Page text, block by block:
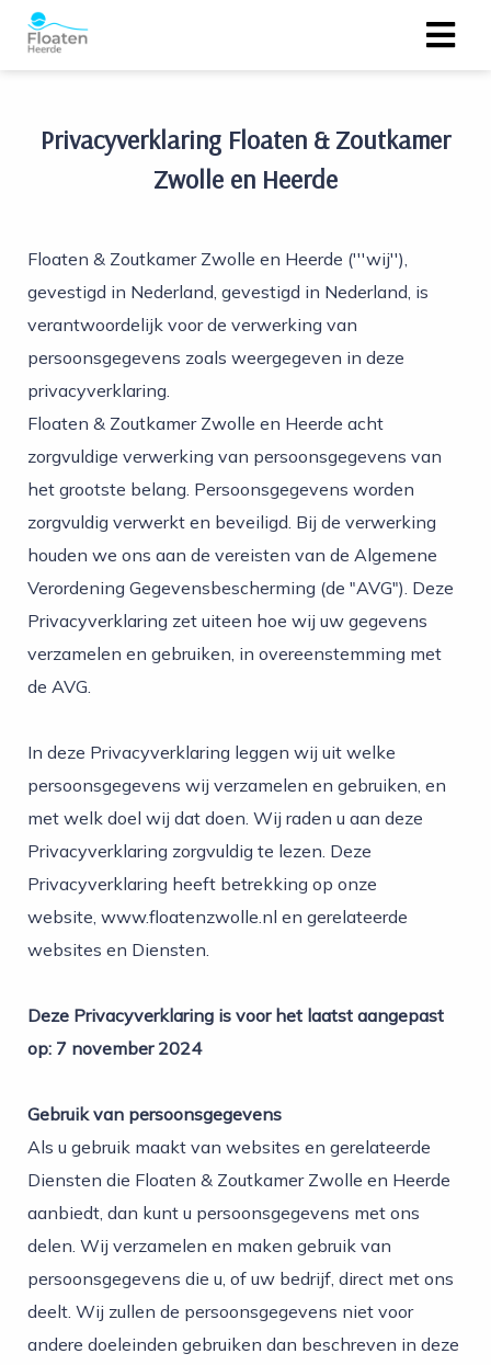
Privacyverklaring Floaten & Zoutkamer
Zwolle en Heerde
Floaten & Zoutkamer Zwolle en Heerde ('''wij''),
gevestigd in Nederland, gevestigd in Nederland, is
verantwoordelijk voor de verwerking van
persoonsgegevens zoals weergegeven in deze
privacyverklaring.
Floaten & Zoutkamer Zwolle en Heerde acht
zorgvuldige verwerking van persoonsgegevens van
het grootste belang. Persoonsgegevens worden
zorgvuldig verwerkt en beveiligd. Bij de verwerking
houden we ons aan de vereisten van de Algemene
Verordening Gegevensbescherming (de "AVG"). Deze
Privacyverklaring zet uiteen hoe wij uw gegevens
verzamelen en gebruiken, in overeenstemming met
de AVG.
In deze Privacyverklaring leggen wij uit welke
persoonsgegevens wij verzamelen en gebruiken, en
met welk doel wij dat doen. Wij raden u aan deze
Privacyverklaring zorgvuldig te lezen. Deze
Privacyverklaring heeft betrekking op onze
website, www.floatenzwolle.nl en gerelateerde
websites en Diensten.
Deze Privacyverklaring is voor het laatst aangepast
op: 7 november 2024
Gebruik van persoonsgegevens
Als u gebruik maakt van websites en gerelateerde
Diensten die Floaten & Zoutkamer Zwolle en Heerde
aanbiedt, dan kunt u persoonsgegevens met ons
delen. Wij verzamelen en maken gebruik van
persoonsgegevens die u, of uw bedrijf, direct met ons
deelt. Wij zullen de persoonsgegevens niet voor
andere doeleinden gebruiken dan beschreven in deze
policy
te
Ze
gebruikt
kan de
niet
worden
om
over
van
op
gebruikt
Hierdoor
website-
van